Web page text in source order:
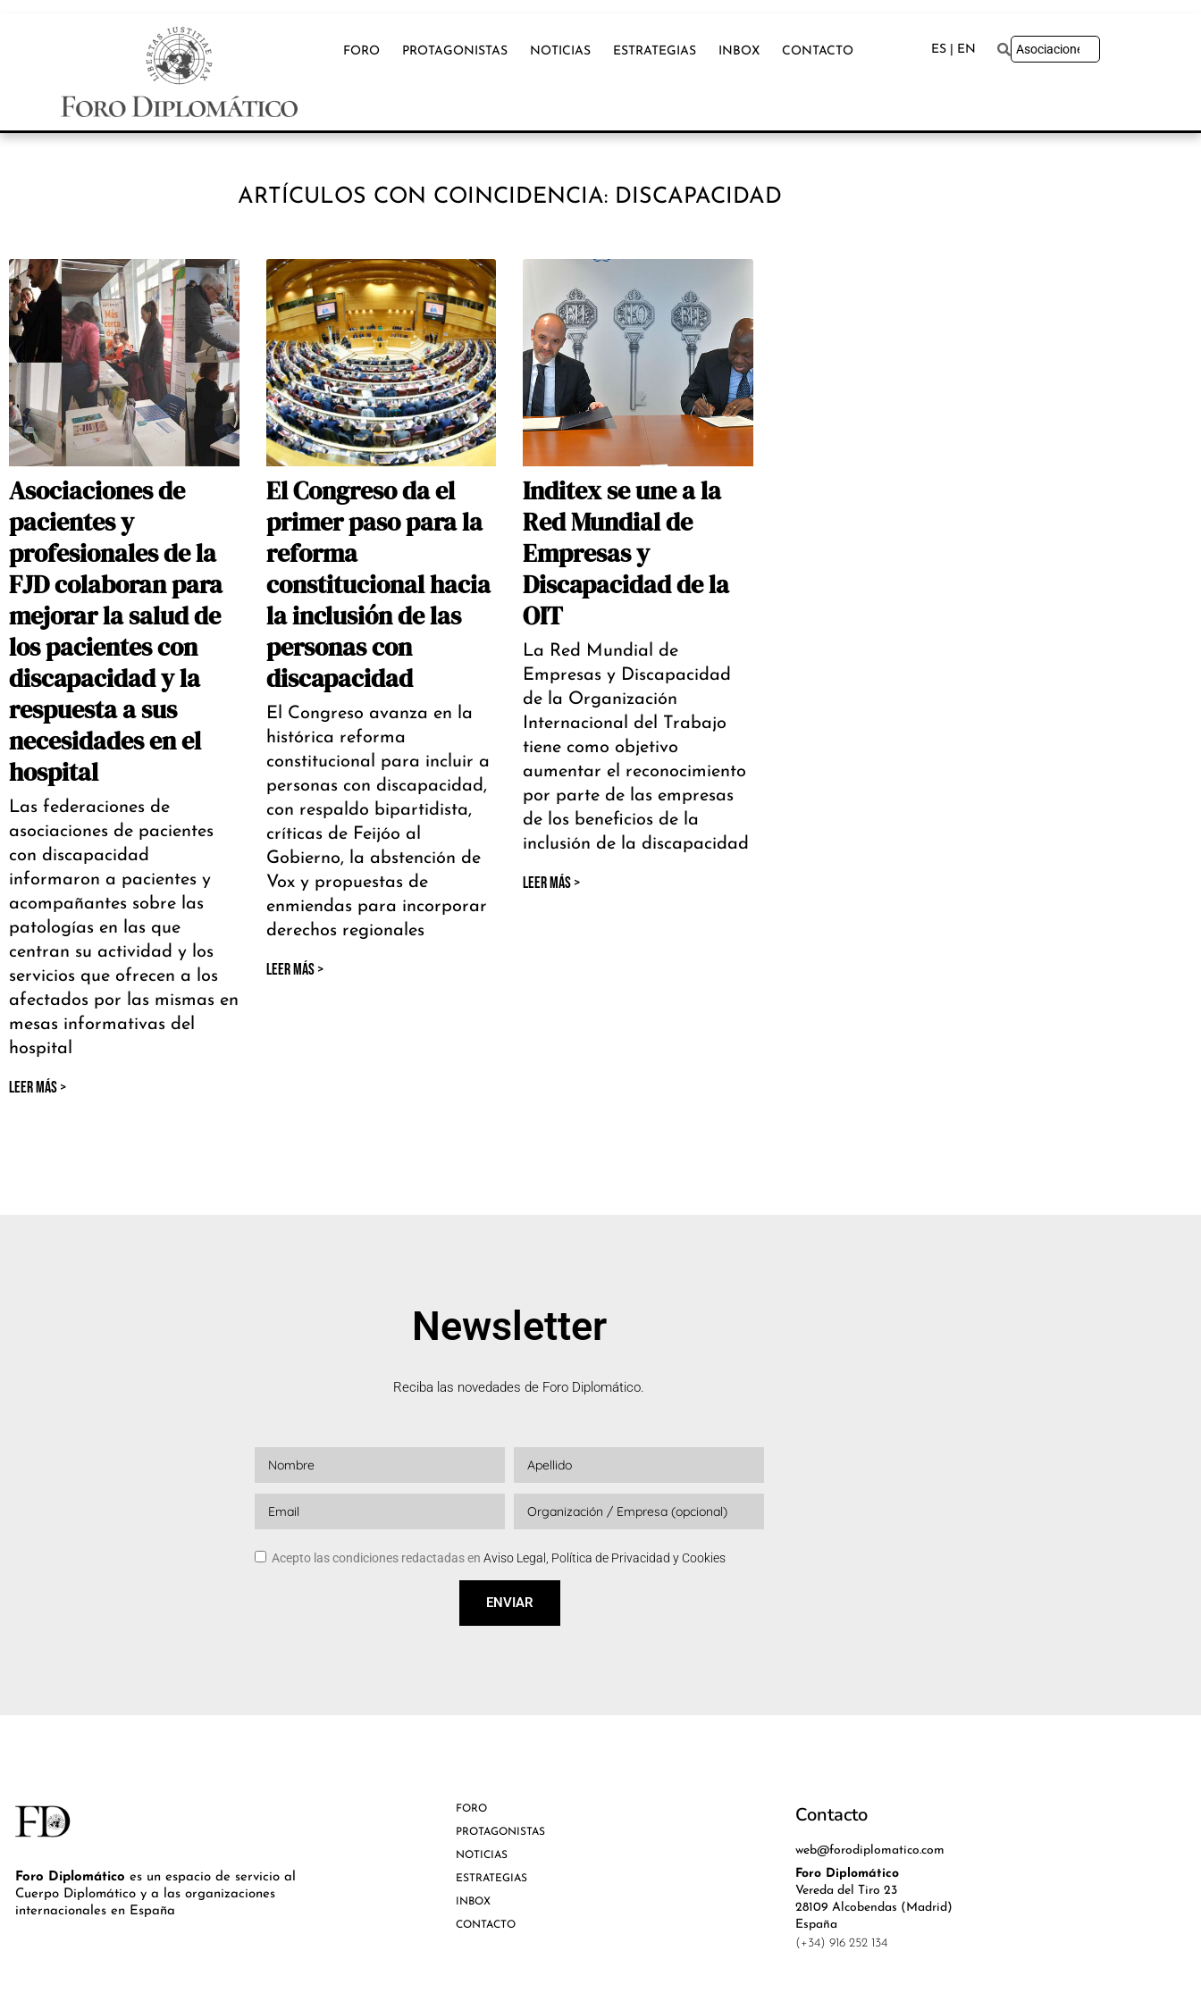
FORO PROTAGONISTAS NOTICIAS ESTRATEGIAS INBOX CONTACTO ES | EN
ARTÍCULOS CON COINCIDENCIA: DISCAPACIDAD
Asociaciones de
pacientes y
profesionales de la
FJD colaboran para
mejorar la salud de
los pacientes con
discapacidad y la
respuesta a sus
necesidades en el
hospital
Las federaciones de
asociaciones de pacientes
con discapacidad
informaron a pacientes y
acompañantes sobre las
patologías en las que
centran su actividad y los
servicios que ofrecen a los
afectados por las mismas en
mesas informativas del
hospital
LEER MÁS >
El Congreso da el
primer paso para la
reforma
constitucional hacia
la inclusión de las
personas con
discapacidad
El Congreso avanza en la
histórica reforma
constitucional para incluir a
personas con discapacidad,
con respaldo bipartidista,
críticas de Feijóo al
Gobierno, la abstención de
Vox y propuestas de
enmiendas para incorporar
derechos regionales
LEER MÁS >
Inditex se une a la
Red Mundial de
Empresas y
Discapacidad de la
OIT
La Red Mundial de
Empresas y Discapacidad
de la Organización
Internacional del Trabajo
tiene como objetivo
aumentar el reconocimiento
por parte de las empresas
de los beneficios de la
inclusión de la discapacidad
LEER MÁS >
Newsletter
Reciba las novedades de Foro Diplomático.
Acepto las condiciones redactadas en Aviso Legal, Política de Privacidad y Cookies
ENVIAR
Foro Diplomático es un espacio de servicio al
Cuerpo Diplomático y a las organizaciones
internacionales en España
FORO
PROTAGONISTAS
NOTICIAS
ESTRATEGIAS
INBOX
CONTACTO
Contacto
web@forodiplomatico.com
Foro Diplomático
Vereda del Tiro 23
28109 Alcobendas (Madrid)
España
(+34) 916 252 134